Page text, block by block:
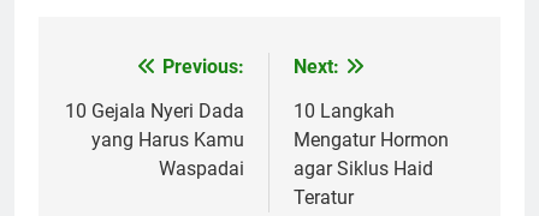
Navigasi
pos
Previous:
10 Gejala Nyeri Dada
yang Harus Kamu
Waspadai
Next:
10 Langkah
Mengatur Hormon
agar Siklus Haid
Teratur